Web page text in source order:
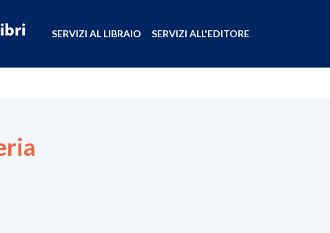
SERVIZI AL LIBRAIO SERVIZI ALL'EDITORE